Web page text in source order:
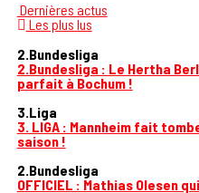
Dernières actus
Les plus lus
2.Bundesliga
2.Bundesliga : Le Hertha
parfait à Bochum !
3.Liga
3. LIGA : Mannheim fait
saison !
2.Bundesliga
OFFICIEL : Mathias Olesen